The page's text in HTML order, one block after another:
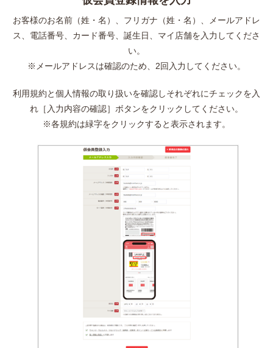
お客様のお名前（姓・名）、フリガナ（姓・名）、メールアドレ
ス、電話番号、カード番号、誕生日、マイ店舗を入力してくださ
い。
※メールアドレスは確認のため、2回入力してください。
利用規約と個人情報の取り扱いを確認しそれぞれにチェックを入
れ［入力内容の確認］ボタンをクリックしてください。
※各規約は緑字をクリックすると表示されます。